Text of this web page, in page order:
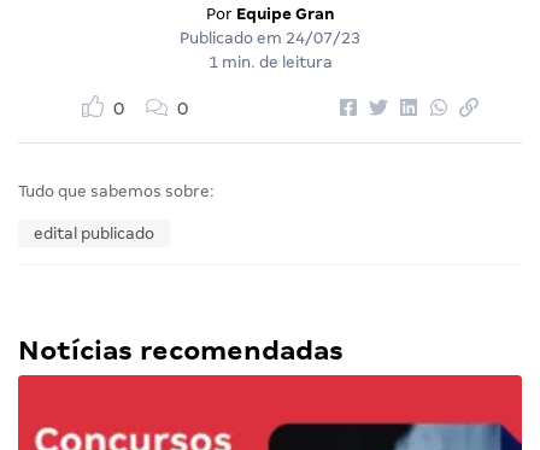
Por Equipe Gran
Publicado em 24/07/23
1 min. de leitura
0 0
Tudo que sabemos sobre:
edital publicado
Notícias recomendadas